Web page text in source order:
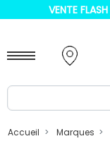
VENTE FLASH
Accueil Marques